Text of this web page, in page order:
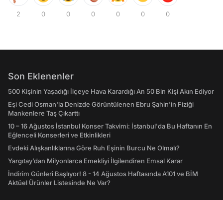
2 0 0 0 0 0 0
Son Eklenenler
500 Kişinin Yaşadığı İlçeye Hava Karardığı An 50 Bin Kişi Akın Ediyor
Eşi Cedi Osman'la Denizde Görüntülenen Ebru Şahin'in Fiziği
Mankenlere Taş Çıkarttı
10 – 16 Ağustos İstanbul Konser Takvimi: İstanbul'da Bu Haftanın En
Eğlenceli Konserleri ve Etkinlikleri
Evdeki Alışkanlıklarına Göre Ruh Eşinin Burcu Ne Olmalı?
Yargıtay’dan Milyonlarca Emekliyi İlgilendiren Emsal Karar
İndirim Günleri Başlıyor! 8 - 14 Ağustos Haftasında A101 ve BİM
Aktüel Ürünler Listesinde Ne Var?